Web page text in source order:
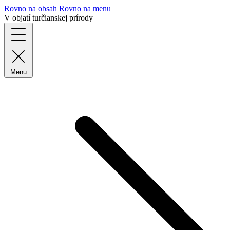
Rovno na obsah Rovno na menu
V objatí turčianskej prírody
Menu